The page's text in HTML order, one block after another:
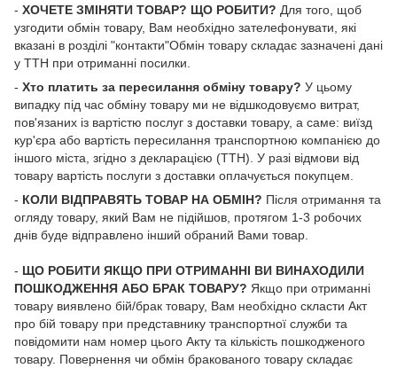
- ХОЧЕТЕ ЗМІНЯТИ ТОВАР? ЩО РОБИТИ? Для того, щоб
узгодити обмін товару, Вам необхідно зателефонувати, які
вказані в розділі "контакти"Обмін товару складає зазначені дані
у ТТН при отриманні посилки.
- Хто платить за пересилання обміну товару? У цьому
випадку під час обміну товару ми не відшкодовуємо витрат,
пов'язаних із вартістю послуг з доставки товару, а саме: виїзд
кур'єра або вартість пересилання транспортною компанією до
іншого міста, згідно з декларацією (ТТН). У разі відмови від
товару вартість послуги з доставки оплачується покупцем.
- КОЛИ ВІДПРАВЯТЬ ТОВАР НА ОБМІН? Після отримання та
огляду товару, який Вам не підійшов, протягом 1-3 робочих
днів буде відправлено інший обраний Вами товар.
- ЩО РОБИТИ ЯКЩО ПРИ ОТРИМАННІ ВИ ВИНАХОДИЛИ
ПОШКОДЖЕННЯ АБО БРАК ТОВАРУ? Якщо при отриманні
товару виявлено бій/брак товару, Вам необхідно скласти Акт
про бій товару при представнику транспортної служби та
повідомити нам номер цього Акту та кількість пошкодженого
товару. Повернення чи обмін бракованого товару складає